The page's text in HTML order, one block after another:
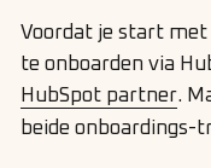
Voordat je start met
te onboarden via
HubSpot partner.
beide onboardings-